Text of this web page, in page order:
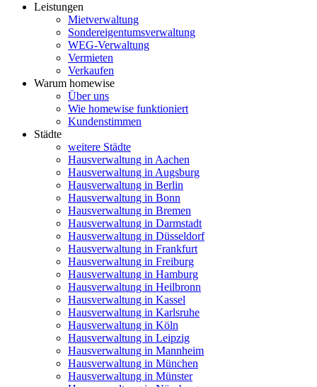
Leistungen
Mietverwaltung
Sondereigentumsverwaltung
WEG-Verwaltung
Vermieten
Verkaufen
Warum homewise
Über uns
Wie homewise funktioniert
Kundenstimmen
Städte
weitere Städte
Hausverwaltung in Aachen
Hausverwaltung in Augsburg
Hausverwaltung in Berlin
Hausverwaltung in Bonn
Hausverwaltung in Bremen
Hausverwaltung in Darmstadt
Hausverwaltung in Düsseldorf
Hausverwaltung in Frankfurt
Hausverwaltung in Freiburg
Hausverwaltung in Hamburg
Hausverwaltung in Heilbronn
Hausverwaltung in Kassel
Hausverwaltung in Karlsruhe
Hausverwaltung in Köln
Hausverwaltung in Leipzig
Hausverwaltung in Mannheim
Hausverwaltung in München
Hausverwaltung in Münster